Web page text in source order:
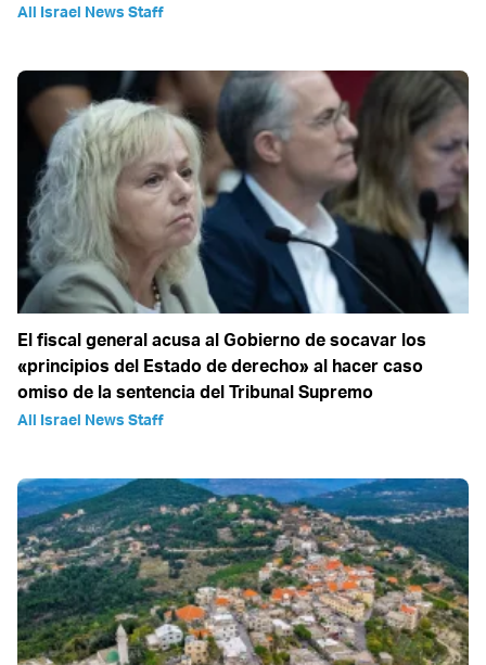
All Israel News Staff
El fiscal general acusa al Gobierno de socavar los
«principios del Estado de derecho» al hacer caso
omiso de la sentencia del Tribunal Supremo
All Israel News Staff